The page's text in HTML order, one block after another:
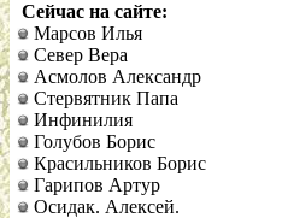
Сейчас на сайте:
Марсов Илья
Север Вера
Асмолов Александр
Стервятник Папа
Инфинилия
Голубов Борис
Красильников Борис
Гарипов Артур
Осидак. Алексей.